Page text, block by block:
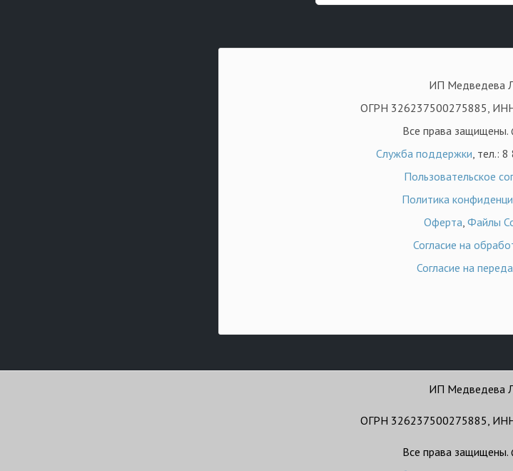
ИП Медведева
ОГРН 326237500275885,
Все права защищены.
Служба поддержки, тел.:
Пользовательское
Политика
Оферта, Файлы
Согласие на
Согласие на
ИП Медведева
ОГРН 326237500275885,
Все права защищены.